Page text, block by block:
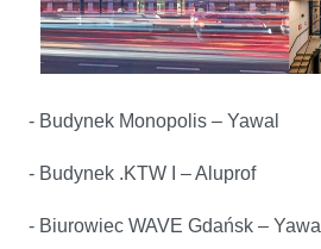
- Budynek Monopolis – Yawal
- Budynek .KTW I – Aluprof
- Biurowiec WAVE Gdańsk – Yawal